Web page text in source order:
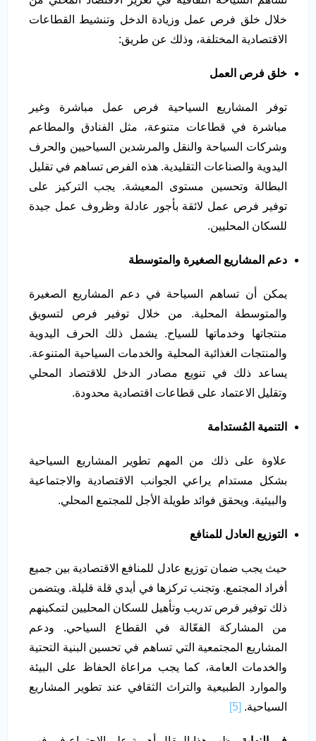
خلال خلق فرص عمل وزيادة الدخل وتنشيط القطاعات
الاقتصادية المختلفة، وذلك عن طريق:
خلق فرص العمل
توفر المشاريع السياحية فرص عمل مباشرة وغير
مباشرة في قطاعات متنوعة، مثل الفنادق والمطاعم
وشركات السياحة والنقل والمرشدين السياحيين والحرف
اليدوية والصناعات التقليدية. هذه الفرص تساهم في تقليل
البطالة وتحسين مستوى المعيشة. يجب التركيز على
توفير فرص عمل لائقة بأجور عادلة وظروف عمل جيدة
للسكان المحليين.
دعم المشاريع الصغيرة والمتوسطة
يمكن أن تساهم السياحة في دعم المشاريع الصغيرة
والمتوسطة المحلية. من خلال توفير فرص لتسويق
منتجاتها وخدماتها للسياح. يشمل ذلك الحرف اليدوية
والمنتجات الغذائية المحلية والخدمات السياحية المتنوعة.
يساعد ذلك في تنويع مصادر الدخل للاقتصاد المحلي
وتقليل الاعتماد على قطاعات اقتصادية محدودة.
التنمية المُستدامة
علاوة على ذلك من المهم تطوير المشاريع السياحية
بشكل مستدام يراعي الجوانب الاقتصادية والاجتماعية
والبيئية. ويحقق فوائد طويلة الأجل للمجتمع المحلي.
التوزيع العادل للمنافع
حيث يجب ضمان توزيع عادل للمنافع الاقتصادية بين جميع
أفراد المجتمع. وتجنب تركزها في أيدي قلة قليلة. ويتضمن
ذلك توفير فرص تدريب وتأهيل للسكان المحليين لتمكينهم
من المشاركة الفعّالة في القطاع السياحي. ودعم
المشاريع المجتمعية التي تساهم في تحسين البنية التحتية
والخدمات العامة، كما يجب مراعاة الحفاظ على البيئة
والموارد الطبيعية والتراث الثقافي عند تطوير المشاريع
السياحية. [5]